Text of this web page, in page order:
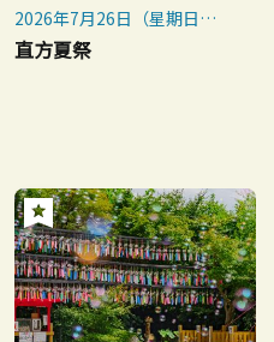
2026年7月26日（星期日）
※如遇惡劣天氣則取消
直方夏祭